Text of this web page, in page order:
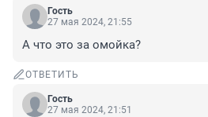
Гость
27 мая 2024, 21:55
А что это за омойка?
ОТВЕТИТЬ
Гость
27 мая 2024, 21:51